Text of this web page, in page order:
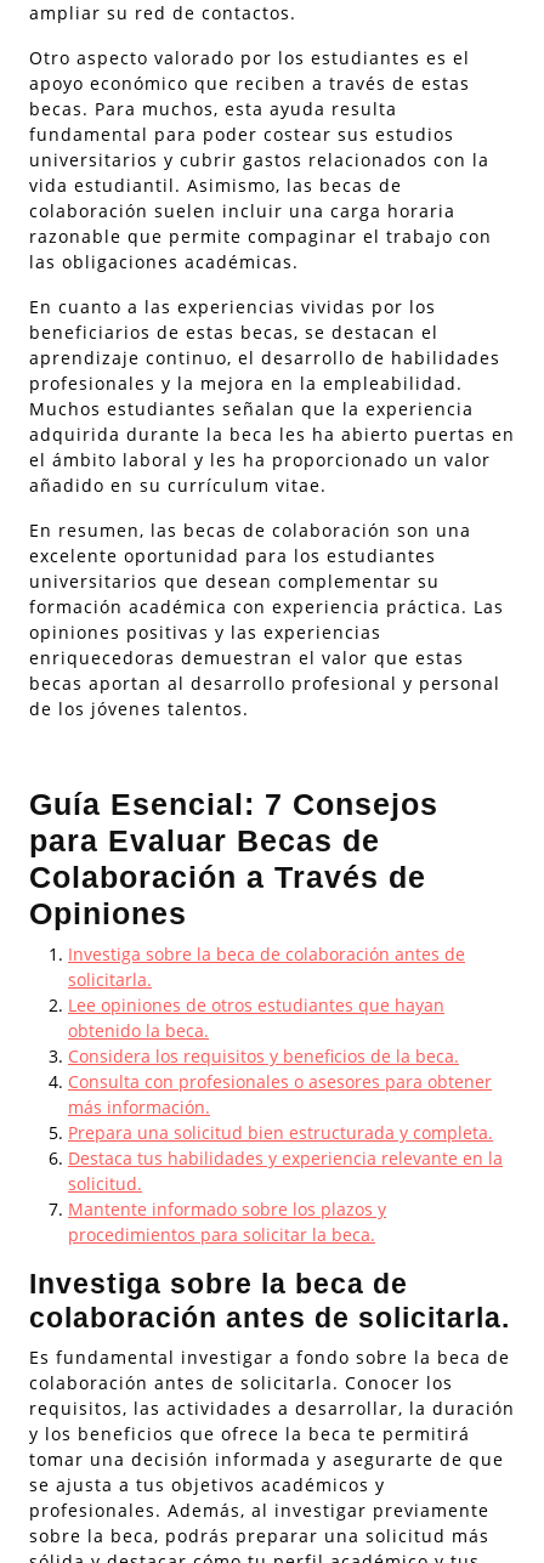
ampliar su red de contactos.
Otro aspecto valorado por los estudiantes es el
apoyo económico que reciben a través de estas
becas. Para muchos, esta ayuda resulta
fundamental para poder costear sus estudios
universitarios y cubrir gastos relacionados con la
vida estudiantil. Asimismo, las becas de
colaboración suelen incluir una carga horaria
razonable que permite compaginar el trabajo con
las obligaciones académicas.
En cuanto a las experiencias vividas por los
beneficiarios de estas becas, se destacan el
aprendizaje continuo, el desarrollo de habilidades
profesionales y la mejora en la empleabilidad.
Muchos estudiantes señalan que la experiencia
adquirida durante la beca les ha abierto puertas en
el ámbito laboral y les ha proporcionado un valor
añadido en su currículum vitae.
En resumen, las becas de colaboración son una
excelente oportunidad para los estudiantes
universitarios que desean complementar su
formación académica con experiencia práctica. Las
opiniones positivas y las experiencias
enriquecedoras demuestran el valor que estas
becas aportan al desarrollo profesional y personal
de los jóvenes talentos.
Guía Esencial: 7 Consejos
para Evaluar Becas de
Colaboración a Través de
Opiniones
Investiga sobre la beca de colaboración antes de
solicitarla.
Lee opiniones de otros estudiantes que hayan
obtenido la beca.
Considera los requisitos y beneficios de la beca.
Consulta con profesionales o asesores para obtener
más información.
Prepara una solicitud bien estructurada y completa.
Destaca tus habilidades y experiencia relevante en la
solicitud.
Mantente informado sobre los plazos y
procedimientos para solicitar la beca.
Investiga sobre la beca de
colaboración antes de solicitarla.
Es fundamental investigar a fondo sobre la beca de
colaboración antes de solicitarla. Conocer los
requisitos, las actividades a desarrollar, la duración
y los beneficios que ofrece la beca te permitirá
tomar una decisión informada y asegurarte de que
se ajusta a tus objetivos académicos y
profesionales. Además, al investigar previamente
sobre la beca, podrás preparar una solicitud más